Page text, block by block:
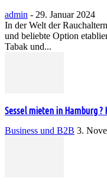
admin - 29. Januar 2024
In der Welt der
und beliebte Option
Tabak und...
Sessel mieten in Hamburg
Business und B2B 3.